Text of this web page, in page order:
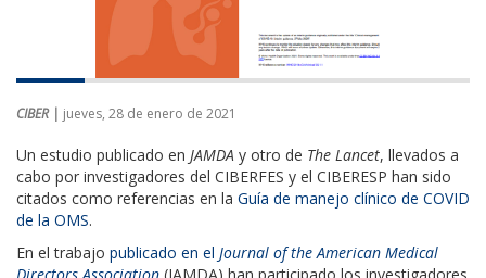
CIBER | jueves, 28 de enero de 2021
Un estudio publicado en JAMDA y otro de The Lancet, llevados a
cabo por investigadores del CIBERFES y el CIBERESP han sido
citados como referencias en la Guía de manejo clínico de COVID
de la OMS.
En el trabajo publicado en el Journal of the American Medical